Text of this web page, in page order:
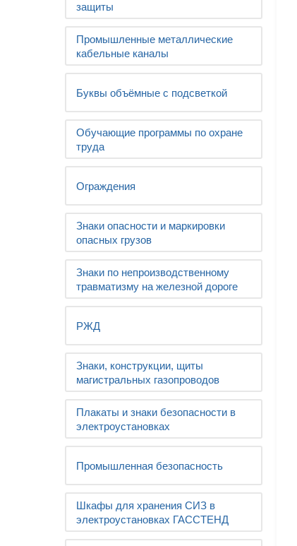
защиты
Промышленные металлические
кабельные каналы
Буквы объёмные с подсветкой
Обучающие программы по охране
труда
Ограждения
Знаки опасности и маркировки
опасных грузов
Знаки по непроизводственному
травматизму на железной дороге
РЖД
Знаки, конструкции, щиты
магистральных газопроводов
Плакаты и знаки безопасности в
электроустановках
Промышленная безопасность
Шкафы для хранения СИЗ в
электроустановках ГАССТЕНД